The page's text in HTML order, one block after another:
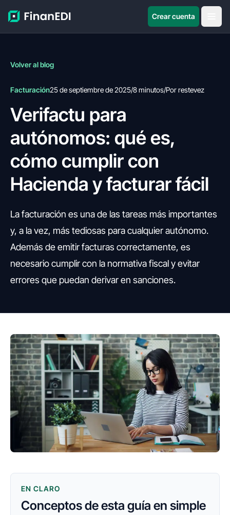
Crear cuenta
Volver al blog
Facturación25 de septiembre de 2025/8 minutos/Por restevez
Verifactu para
autónomos: qué es,
cómo cumplir con
Hacienda y facturar fácil
La facturación es una de las tareas más importantes
y, a la vez, más tediosas para cualquier autónomo.
Además de emitir facturas correctamente, es
necesario cumplir con la normativa fiscal y evitar
errores que puedan derivar en sanciones.
EN CLARO
Conceptos de esta guía en simple